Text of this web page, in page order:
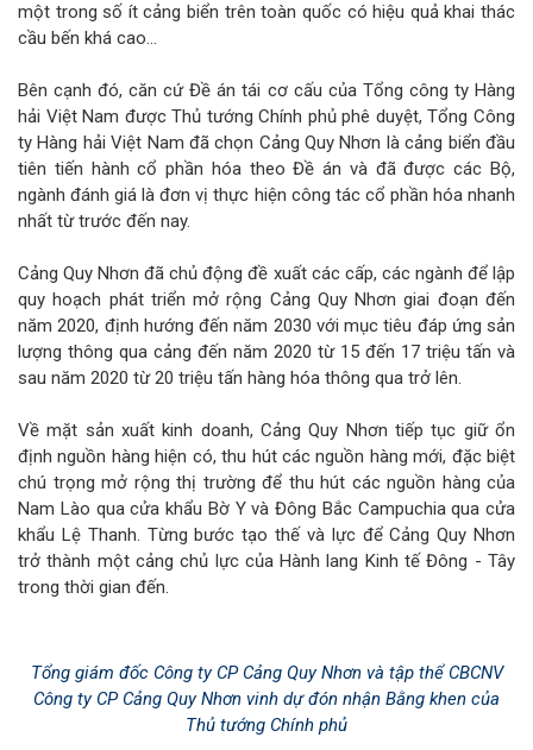
một trong số ít cảng biển trên toàn quốc có hiệu quả khai thác
cầu bến khá cao…
Bên cạnh đó, căn cứ Đề án tái cơ cấu của Tổng công ty Hàng
hải Việt Nam được Thủ tướng Chính phủ phê duyệt, Tổng Công
ty Hàng hải Việt Nam đã chọn Cảng Quy Nhơn là cảng biển đầu
tiên tiến hành cổ phần hóa theo Đề án và đã được các Bộ,
ngành đánh giá là đơn vị thực hiện công tác cổ phần hóa nhanh
nhất từ trước đến nay.
Cảng Quy Nhơn đã chủ động đề xuất các cấp, các ngành để lập
quy hoạch phát triển mở rộng Cảng Quy Nhơn giai đoạn đến
năm 2020, định hướng đến năm 2030 với mục tiêu đáp ứng sản
lượng thông qua cảng đến năm 2020 từ 15 đến 17 triệu tấn và
sau năm 2020 từ 20 triệu tấn hàng hóa thông qua trở lên.
Về mặt sản xuất kinh doanh, Cảng Quy Nhơn tiếp tục giữ ổn
định nguồn hàng hiện có, thu hút các nguồn hàng mới, đặc biệt
chú trọng mở rộng thị trường để thu hút các nguồn hàng của
Nam Lào qua cửa khẩu Bờ Y và Đông Bắc Campuchia qua cửa
khẩu Lệ Thanh. Từng bước tạo thế và lực để Cảng Quy Nhơn
trở thành một cảng chủ lực của Hành lang Kinh tế Đông - Tây
trong thời gian đến.
Tổng giám đốc Công ty CP Cảng Quy Nhơn và tập thể CBCNV
Công ty CP Cảng Quy Nhơn vinh dự đón nhận Bằng khen của
Thủ tướng Chính phủ